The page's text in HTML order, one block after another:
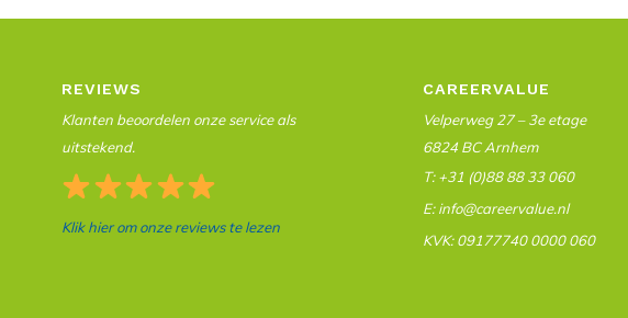
REVIEWS
Klanten beoordelen onze service als
uitstekend.
Klik hier om onze reviews te lezen
CAREERVALUE
Velperweg 27 – 3e etage
6824 BC Arnhem
T: +31 (0)88 88 33 060
E: info@careervalue.nl
KVK: 09177740 0000 060